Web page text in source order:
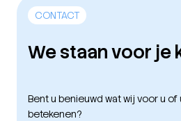
CONTACT
We staan voor je
Bent u benieuwd wat wij voor u
betekenen?